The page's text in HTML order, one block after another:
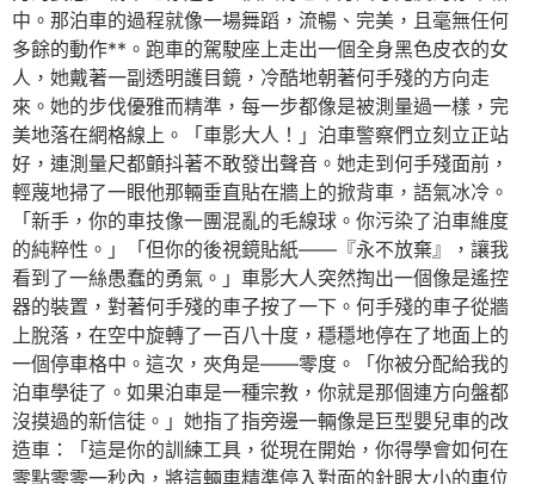
中。那泊車的過程就像一場舞蹈，流暢、完美，且毫無任何
多餘的動作**。跑車的駕駛座上走出一個全身黑色皮衣的女
人，她戴著一副透明護目鏡，冷酷地朝著何手殘的方向走
來。她的步伐優雅而精準，每一步都像是被測量過一樣，完
美地落在網格線上。「車影大人！」泊車警察們立刻立正站
好，連測量尺都顫抖著不敢發出聲音。她走到何手殘面前，
輕蔑地掃了一眼他那輛垂直貼在牆上的掀背車，語氣冰冷。
「新手，你的車技像一團混亂的毛線球。你污染了泊車維度
的純粹性。」「但你的後視鏡貼紙——『永不放棄』，讓我
看到了一絲愚蠢的勇氣。」車影大人突然掏出一個像是遙控
器的裝置，對著何手殘的車子按了一下。何手殘的車子從牆
上脫落，在空中旋轉了一百八十度，穩穩地停在了地面上的
一個停車格中。這次，夾角是——零度。「你被分配給我的
泊車學徒了。如果泊車是一種宗教，你就是那個連方向盤都
沒摸過的新信徒。」她指了指旁邊一輛像是巨型嬰兒車的改
造車：「這是你的訓練工具，從現在開始，你得學會如何在
零點零零一秒內，將這輛車精準停入對面的針眼大小的車位